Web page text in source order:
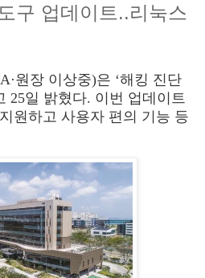
구 업데이트..리눅스
원장 이상중)은 ‘해킹 진단
25일 밝혔다. 이번 업데이트
원하고 사용자 편의 기능 등